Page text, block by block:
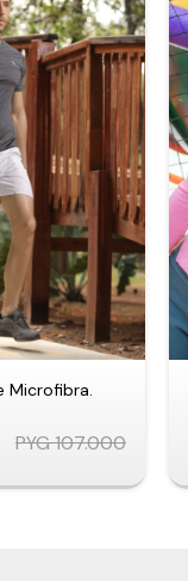
Microfibra.
PYG107.000